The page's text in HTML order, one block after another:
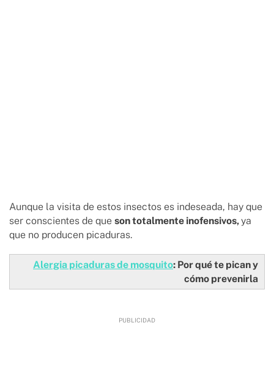
Aunque la visita de estos insectos es indeseada, hay que
ser conscientes de que son totalmente inofensivos,ya
que no producen picaduras.
Alergia picaduras de mosquito: Por qué te pican y
cómo prevenirla